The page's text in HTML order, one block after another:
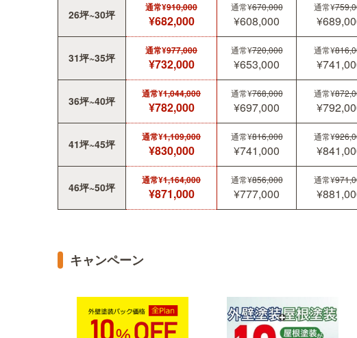
26坪~30坪
通常¥910,000
¥682,000
通常¥670,000
¥608,000
通常¥
31坪~35坪
通常¥977,000
¥732,000
通常¥720,000
¥653,000
通常¥
36坪~40坪
通常¥1,044,000
¥782,000
通常¥768,000
¥697,000
通常¥
41坪~45坪
通常¥1,109,000
¥830,000
通常¥816,000
¥741,000
通常¥
46坪~50坪
通常¥1,164,000
¥871,000
通常¥856,000
¥777,000
通常¥
キャンペーン